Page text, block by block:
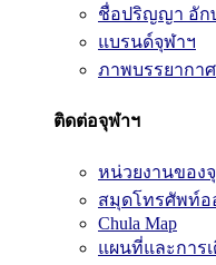
ชื่อปริญญา อัก
แบรนด์จุฬาฯ
ภาพบรรยากาศ
ติดต่อจุฬาฯ
หน่วยงานของ
สมุดโทรศัพท์อ
Chula Map
แผนที่และการ